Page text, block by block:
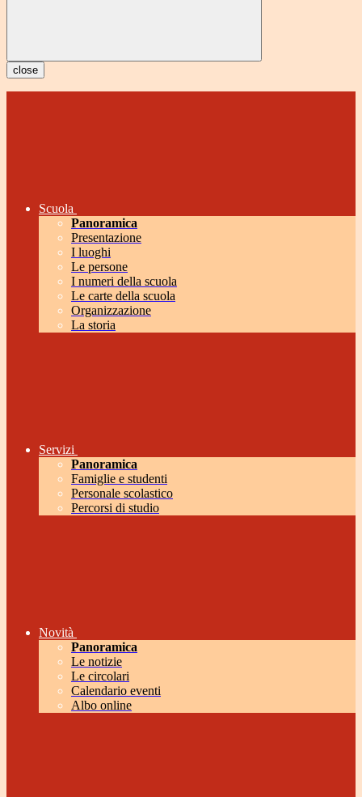
close
Scuola
Panoramica
Presentazione
I luoghi
Le persone
I numeri della scuola
Le carte della scuola
Organizzazione
La storia
Servizi
Panoramica
Famiglie e studenti
Personale scolastico
Percorsi di studio
Novità
Panoramica
Le notizie
Le circolari
Calendario eventi
Albo online